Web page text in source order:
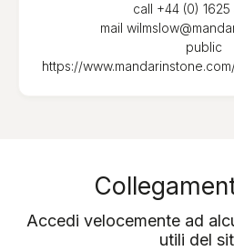
call +44 (0) 1625
mail
public
https://
Accedi velocemente ad
utili del